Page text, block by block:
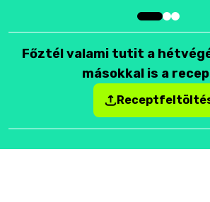
Főztél valami tutit a
másokkal is a